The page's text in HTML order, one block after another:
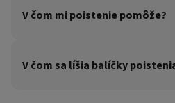
• ste vo veku 18 – 65 rokov (pre
• nie ste invalidný alebo
V čom mi poistenie pomôže?
zodpovedá aj jeho cena. Viac
kliknutí na tlačidlo „Viac
V čom sa líšia balíčky